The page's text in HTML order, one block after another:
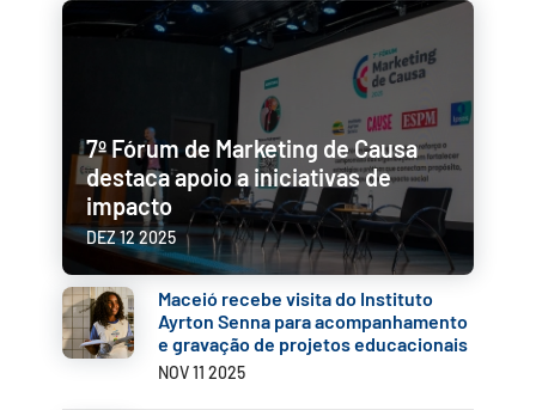
7º Fórum de Marketing de Causa
destaca apoio a iniciativas de
impacto
DEZ 12 2025
Maceió recebe visita do Instituto
Ayrton Senna para acompanhamento
e gravação de projetos educacionais
NOV 11 2025